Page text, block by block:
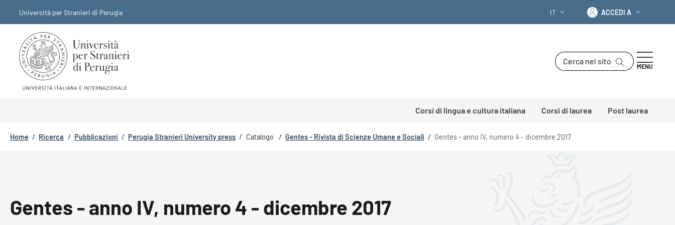
Università per Stranieri di Perugia
SELETTORE LINGUA: CURRENT
IT Accedi a
ACCEDI A
Cerca nel sito
MENU
Corsi di lingua e cultura italiana Corsi di laurea Post laurea
Briciole di pane
Home / Ricerca / Pubblicazioni / Perugia Stranieri University press / Catalogo / Gentes - Rivista di Scienze Umane e Sociali / Gentes - anno IV, numero 4 - dicembre 2017
Gentes - anno IV, numero 4 - dicembre 2017